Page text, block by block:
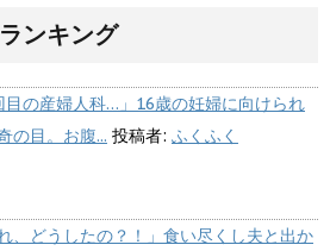
ンキング
目の産婦人科…」16歳の妊婦に向けられ
の目。お腹... 投稿者: ふくふく
れ、どうしたの？！」食い尽くし夫と出か